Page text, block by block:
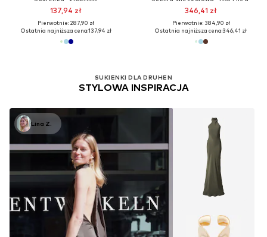
137,94 zł
Pierwotnie: 287,90 zł
Ostatnia najniższa cena:137,94 zł
346,41 zł
Pierwotnie: 384,90 zł
Ostatnia najniższa cena:346,41 zł
SUKIENKI DLA DRUHEN
STYLOWA INSPIRACJA
Lina Z.